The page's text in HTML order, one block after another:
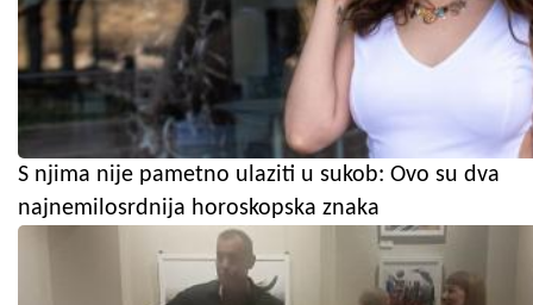
S njima nije pametno ulaziti u sukob: Ovo su dva
najnemilosrdnija horoskopska znaka